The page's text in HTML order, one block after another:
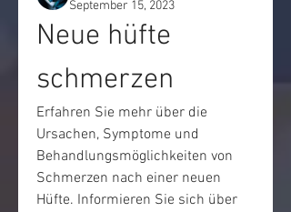
September 15, 2023
Neue hüfte
schmerzen
Erfahren Sie mehr über die
Ursachen, Symptome und
Behandlungsmöglichkeiten von
Schmerzen nach einer neuen
Hüfte. Informieren Sie sich über